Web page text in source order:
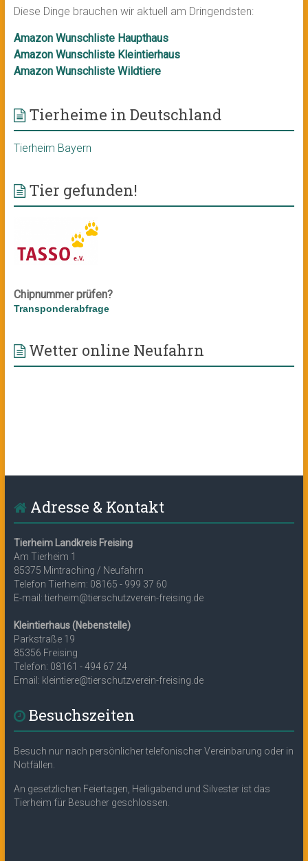
Diese Dinge brauchen wir aktuell am Dringendsten:
Amazon Wunschliste Haupthaus
Amazon Wunschliste Kleintierhaus
Amazon Wunschliste Wildtiere
Tierheime in Deutschland
Tierheim Bayern
Tier gefunden!
Chipnummer prüfen?
Transponderabfrage
Wetter online Neufahrn
Adresse & Kontakt
Tierheim Landkreis Freising
Am Tierheim 1
85375 Mintraching / Neufahrn
Telefon Tierheim: 08165 - 999 37 60
E-mail: tierheim@tierschutzverein-freising.de
Kleintierhaus (Nebenstelle)
Parkstraße 19
85356 Freising
Telefon: 08161 - 494 67 24
Email: kleintiere@tierschutzverein-freising.de
Besuchszeiten
Besuch nur nach persönlicher telefonischer Vereinbarung oder in
Notfällen.
An gesetzlichen Feiertagen, Heiligabend und Silvester ist das
Tierheim für Besucher geschlossen.